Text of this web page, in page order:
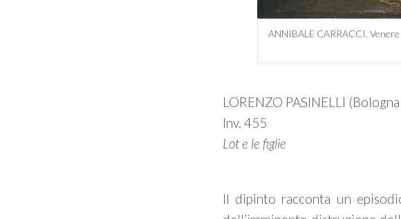
ANNIBALE CARRACCI,
LORENZO PASINELLI
Inv. 455
Lot e le figlie
Il dipinto racconta un